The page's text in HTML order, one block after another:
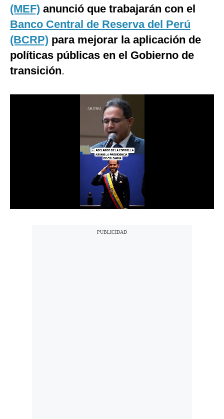
España
Tecnología
Club del Suscriptor
Mix
(MEF) anunció que trabajarán con el
Banco Central de Reserva del Perú
(BCRP) para mejorar la aplicación de
políticas públicas en el Gobierno de
transición.